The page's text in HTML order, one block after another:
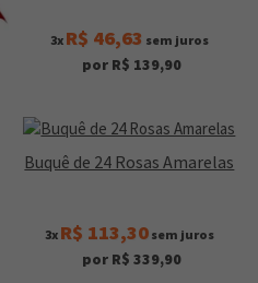
3x R$ 46,63 sem juros
por R$ 139,90
Buquê de 24 Rosas Amarelas
3x R$ 113,30sem juros
por R$ 339,90